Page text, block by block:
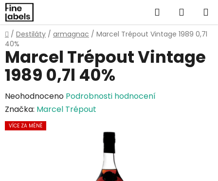
Přejít
na
obsah
Hledat
KOŠÍK
Domů
/ Destiláty / armagnac / Marcel Trépout Vintage 1989 0,7l
40%
Marcel Trépout Vintage
1989 0,7l 40%
Průměrné
hodnocení
produktu
Neohodnoceno Podrobnosti hodnocení
Značka: Marcel Trépout
VÍCE ZA MÉNĚ